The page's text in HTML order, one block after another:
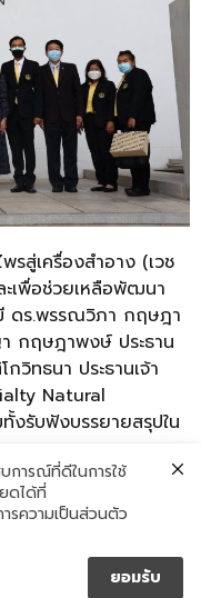
สู่เครื่องสำอาง (เวช
ะเพื่อช่วยเหลือพัฒนา
ดร.พรรณวิภา กฤษฎา
กฤษฎาพงษ์ ประธาน
วิทธนา ประธานเจ้า
Natural
งรับฟังบรรยายสรุปใน
อาง #เวชสำอาง
การณ์ที่ดีในการใช้
ดได้ที่
รความเป็นส่วนตัว
ยอมรับ